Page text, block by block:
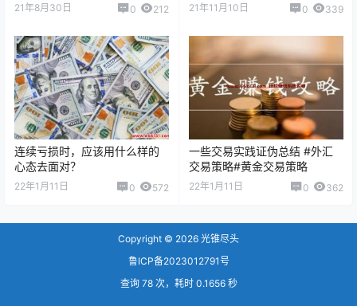
21年8月30日 0 212 21年11月10日 0 339
连续亏损时，应该用什么样的
心态去面对？
22年1月11日 0 572
一些交易实践证伪总结 #外汇
交易策略#黄金交易策略
22年1月11日 0 362
Copyright © 2026 光锥尽头
鲁ICP备2023012791号
查询 78 次，耗时 0.1656 秒